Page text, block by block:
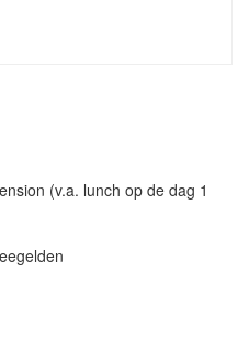
(v.a. lunch op de dag 1